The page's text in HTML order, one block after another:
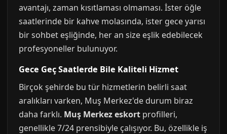
avantajı, zaman kısıtlaması olmaması. İster öğle
saatlerinde bir kahve molasında, ister gece yarısı
bir sohbet eşliğinde, her an size eşlik edebilecek
profesyoneller bulunuyor.
Gece Geç Saatlerde Bile Kaliteli Hizmet
Birçok şehirde bu tür hizmetlerin belirli saat
aralıkları varken, Muş Merkez'de durum biraz
daha farklı. Muş Merkez eskort profilleri,
genellikle 7/24 prensibiyle çalışıyor. Bu, özellikle iş